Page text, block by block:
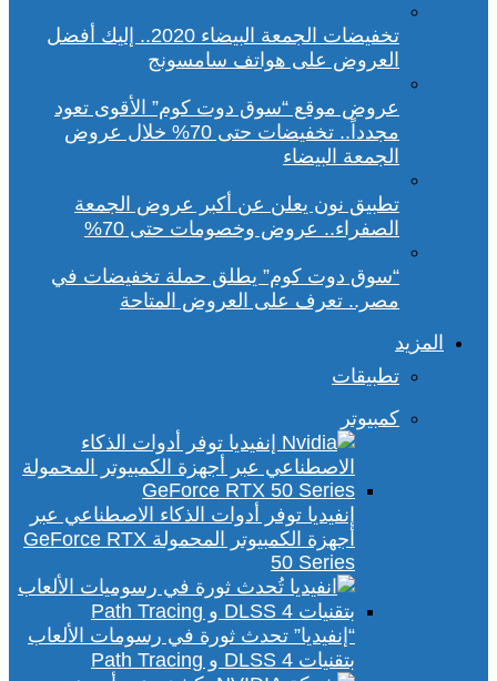
تخفيضات الجمعة البيضاء 2020.. إليك أفضل
العروض على هواتف سامسونج
عروض موقع “سوق دوت كوم” الأقوى تعود
مجدداً.. تخفيضات حتى 70% خلال عروض
الجمعة البيضاء
تطبيق نون يعلن عن أكبر عروض الجمعة
الصفراء.. عروض وخصومات حتى 70%
“سوق دوت كوم” يطلق حملة تخفيضات في
مصر.. تعرف على العروض المتاحة
المزيد
تطبيقات
كمبيوتر
إنفيديا توفر أدوات الذكاء الاصطناعي عبر
أجهزة الكمبيوتر المحمولة GeForce RTX
50 Series
“إنفيديا” تحدث ثورة في رسومات الألعاب
بتقنيات DLSS 4 و Path Tracing